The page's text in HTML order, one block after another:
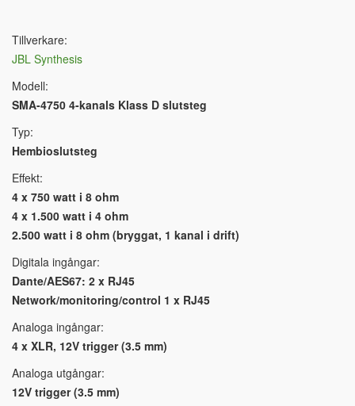
Tillverkare:
JBL Synthesis
Modell:
SMA-4750 4-kanals Klass D slutsteg
Typ:
Hembioslutsteg
Effekt:
4 x 750 watt i 8 ohm
4 x 1.500 watt i 4 ohm
2.500 watt i 8 ohm (bryggat, 1 kanal i drift)
Digitala ingångar:
Dante/AES67: 2 x RJ45
Network/monitoring/control 1 x RJ45
Analoga ingångar:
4 x XLR, 12V trigger (3.5 mm)
Analoga utgångar:
12V trigger (3.5 mm)